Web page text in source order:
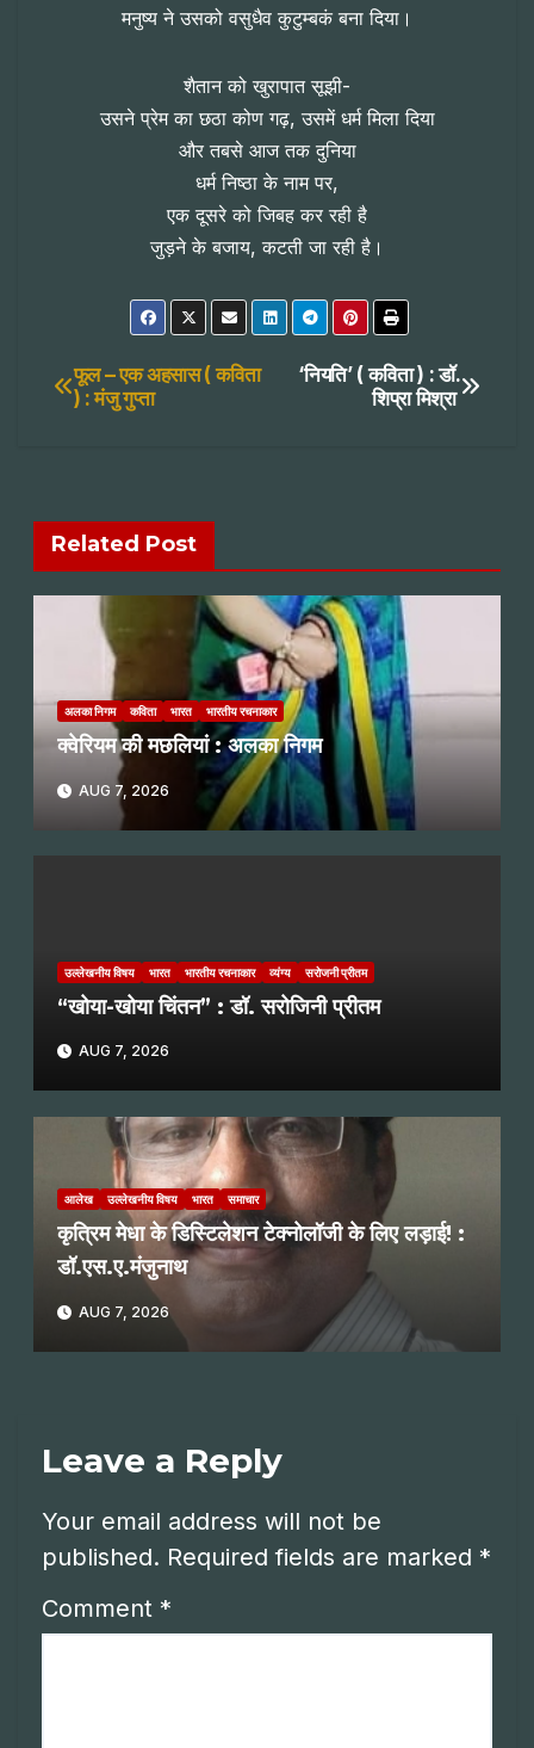
मनुष्य ने उसको वसुधैव कुटुम्बकं बना दिया।
शैतान को खुरापात सूझी-
उसने प्रेम का छठा कोण गढ़, उसमें धर्म मिला दिया
और तबसे आज तक दुनिया
धर्म निष्ठा के नाम पर,
एक दूसरे को जिबह कर रही है
जुड़ने के बजाय, कटती जा रही है।
Post
‘नियति’ ( कविता ) : डॉ.
शिप्रा मिश्रा
फूल – एक अहसास ( कविता
) : मंजु गुप्ता
Related Post
अलका निगम कविता भारत भारतीय रचनाकार
क्वेरियम की मछलियां : अलका निगम
AUG 7, 2026
उल्लेखनीय विषय भारत भारतीय रचनाकार व्यंग्य सरोजनी प्रीतम
“खोया-खोया चिंतन” : डॉ. सरोजिनी प्रीतम
AUG 7, 2026
आलेख उल्लेखनीय विषय भारत समाचार
कृत्रिम मेधा के डिस्टिलेशन टेक्नोलॉजी के लिए लड़ाई! :
डॉ.एस.ए.मंजुनाथ
AUG 7, 2026
Leave a Reply
Your email address will not be
published. Required fields are marked *
Comment *